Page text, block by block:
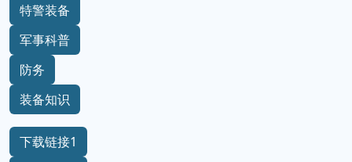
特警装备
军事科普
防务
装备知识
下载链接1